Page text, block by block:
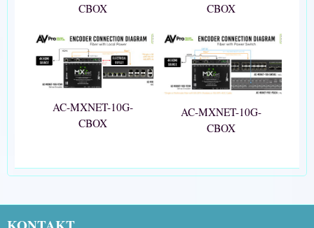
CBOX
CBOX
AC-MXNET-10G-
CBOX
AC-MXNET-10G-
CBOX